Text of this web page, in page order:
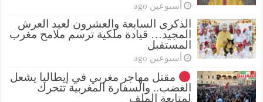
أسبوعين ago
الذكرى السابعة والعشرون لعيد العرش
المجيد… قيادة ملكية ترسم ملامح مغرب
المستقبل
أسبوعين ago
مقتل مهاجر مغربي في إيطاليا يشعل
الغضب.. والسفارة المغربية تتحرك
لمتابعة الملف